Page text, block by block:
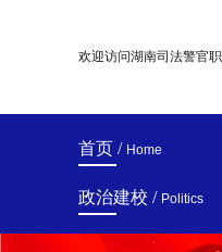
欢迎访问湖南司法警官
首页 / Home
政治建校 / Politics